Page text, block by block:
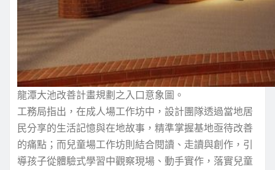
龍潭大池改善計畫規劃之入口意象圖。
工務局指出，在成人場工作坊中，設計團隊透過當地居
民分享的生活記憶與在地故事，精準掌握基地亟待改善
的痛點；而兒童場工作坊則結合閱讀、走讀與創作，引
導孩子從體驗式學習中觀察現場、動手實作，落實兒童